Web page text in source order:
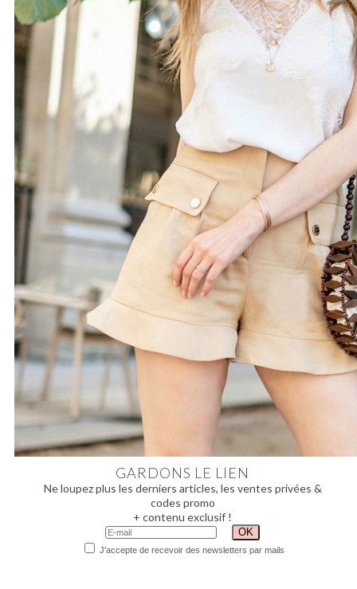
GARDONS LE LIEN
Ne loupez plus les derniers articles, les ventes privées &
codes promo
+ contenu exclusif !
J'accepte de recevoir des newsletters par mails